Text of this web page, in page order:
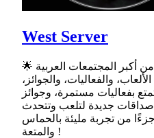
West Server
🌟 أهلاً بكم في عالم ويست!واحد من أكبر المجتمعات العربية
والفعاليات، والجوائز،
بفعاليات مستمرة، وجوائز
جديدة لتلعب وتتحدث
جزءًا من تجربة مليئة بالحماس
والمتعة !